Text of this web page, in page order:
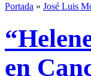
Portada » José Luis
en